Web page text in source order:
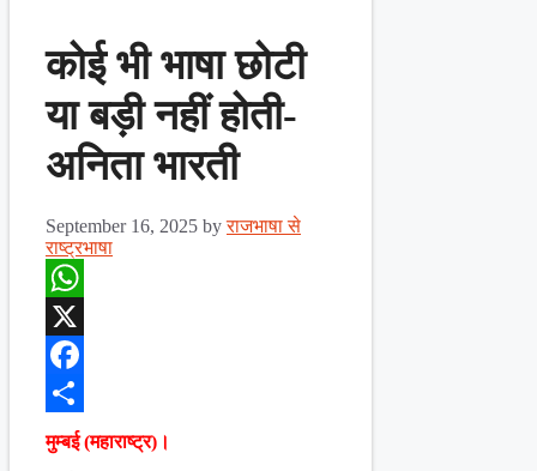
कोई भी भाषा छोटी
या बड़ी नहीं होती-
अनिता भारती
September 16, 2025 byराजभाषा से
राष्ट्रभाषा
WhatsApp
X
Facebook
Share
मुम्बई (महाराष्ट्र)।